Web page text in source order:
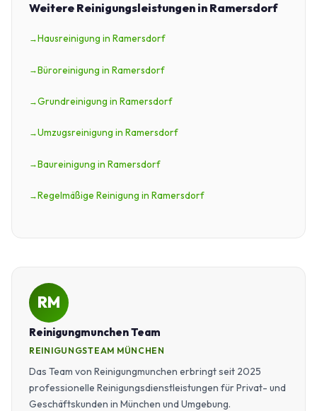
Weitere Reinigungsleistungen in Ramersdorf
Hausreinigung in Ramersdorf
Büroreinigung in Ramersdorf
Grundreinigung in Ramersdorf
Umzugsreinigung in Ramersdorf
Baureinigung in Ramersdorf
Regelmäßige Reinigung in Ramersdorf
RM
Reinigungmunchen Team
REINIGUNGSTEAM MÜNCHEN
Das Team von Reinigungmunchen erbringt seit 2025
professionelle Reinigungsdienstleistungen für Privat- und
Geschäftskunden in München und Umgebung.